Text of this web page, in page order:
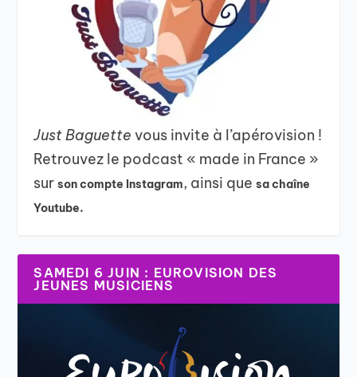
Just Baguettevous invite à l’apérovision !
Retrouvez le podcast « made in France »
surson compte Instagram, ainsi quesa chaîne
Youtube.
SAMEDI 6 JUIN : EUROVISION DES
JEUNES MUSICIENS